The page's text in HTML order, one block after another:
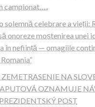
campionat…..
solemnă celebrare a vieții:
onoreze moștenirea unei
în neființă — omagiile
NA
OZNAMUJE
POST